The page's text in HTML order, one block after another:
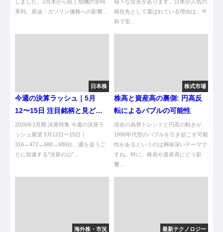
しました。2月末から続く危機の全時
系列、原油・ガソリン価格への影響...
様々な背景があります。日本が人気の
移住先として選ばれている理由は、平
和で安...
日本株
今週の決算ラッシュ｜5月
12〜15日 注目銘柄と見どこ
ろ完全まとめ【2026年3月
期】
2026年3月期 決算特集 今週の決算ラ
ッシュ展望 5月12日〜15日｜
316→472→688→686社、週を追うご
とに加速する"決算の山"...
株式市場
株高と資産高の裏側: 円高反
転によるバブルの可能性
現在の為替トレンドと円高の動きが、
1990年代型のバブルを引き起こす可能
性があるというのは興味深いテーマで
すね。特に、株高や資産高にどう影
響...
海外株・市況 最新テクノロジー